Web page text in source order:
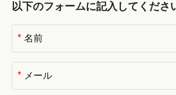
以下のフォームに記入してくださ
*
*